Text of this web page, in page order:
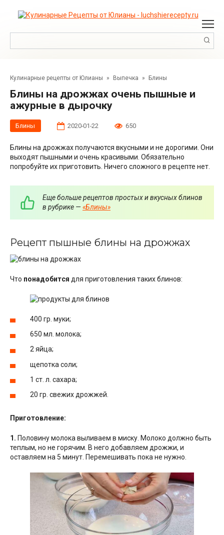
Кулинарные рецепты от Юлианы » Выпечка » Блины
Блины на дрожжах очень пышные и
ажурные в дырочку
Блины 2020-01-22 650
Блины на дрожжах получаются вкусными и не дорогими. Они
выходят пышными и очень красивыми. Обязательно
попробуйте их приготовить. Ничего сложного в рецепте нет.
Еще больше рецептов простых и вкусных блинов
в рубрике — «Блины»
Рецепт пышные блины на дрожжах
Что понадобится для приготовления таких блинов:
400 гр. муки;
650 мл. молока;
2 яйца;
щепотка соли;
1 ст. л. сахара;
20 гр. свежих дрожжей.
Приготовление:
1. Половину молока выливаем в миску. Молоко должно быть
теплым, но не горячим. В него добавляем дрожжи, и
оставляем на 5 минут. Перемешивать пока не нужно.